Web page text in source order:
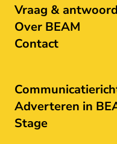
Vraag & antwoord
Over BEAM
Contact
Adverteren in
Stage